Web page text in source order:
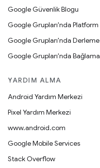
Google Güvenlik Blogu
Google Grupları'nda Platform
Google Grupları'nda Derleme
Google Grupları'nda Bağlama
YARDIM ALMA
Android Yardım Merkezi
Pixel Yardım Merkezi
www.android.com
Google Mobile Services
Stack Overflow